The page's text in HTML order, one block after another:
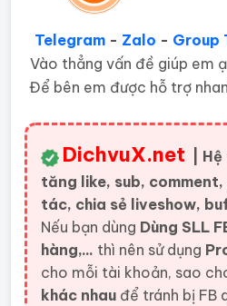
Telegram- Zalo - Group
Vào thẳng vấn đề giúp em
Để bên em được hỗ trợ
DichvuX.net |
tăng like, sub,
tác, chia sẻ liveshow,
Nếu bạn dùng Dùng SLL
hàng,... thì nên sử dụng
cho mỗi tài khoản, sao
khác nhau để tránh bị FB